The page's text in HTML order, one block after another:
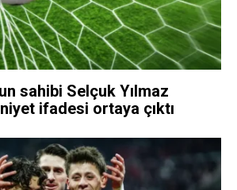
sahibi Selçuk Yılmaz
ifadesi ortaya çıktı